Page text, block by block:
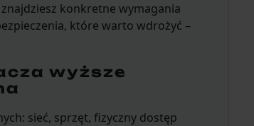
konkretne wymagania
które warto wdrożyć –
wyższe
sieć, sprzęt, fizyczny dostęp